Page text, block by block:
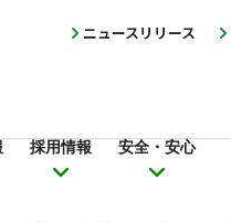
採用情報 安全・安心
ニュースリリース